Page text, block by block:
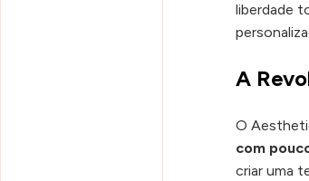
liberdade
A
O
com
criar uma